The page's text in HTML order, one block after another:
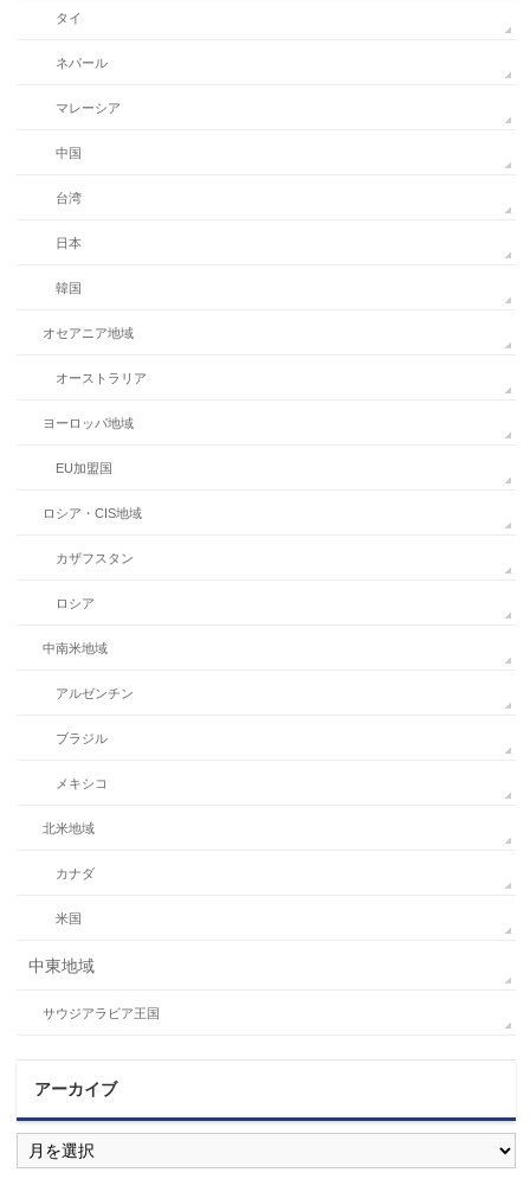
タイ
ネパール
マレーシア
中国
台湾
日本
韓国
オセアニア地域
オーストラリア
ヨーロッパ地域
EU加盟国
ロシア・CIS地域
カザフスタン
ロシア
中南米地域
アルゼンチン
ブラジル
メキシコ
北米地域
カナダ
米国
中東地域
サウジアラビア王国
アーカイブ
ア
ー
カ